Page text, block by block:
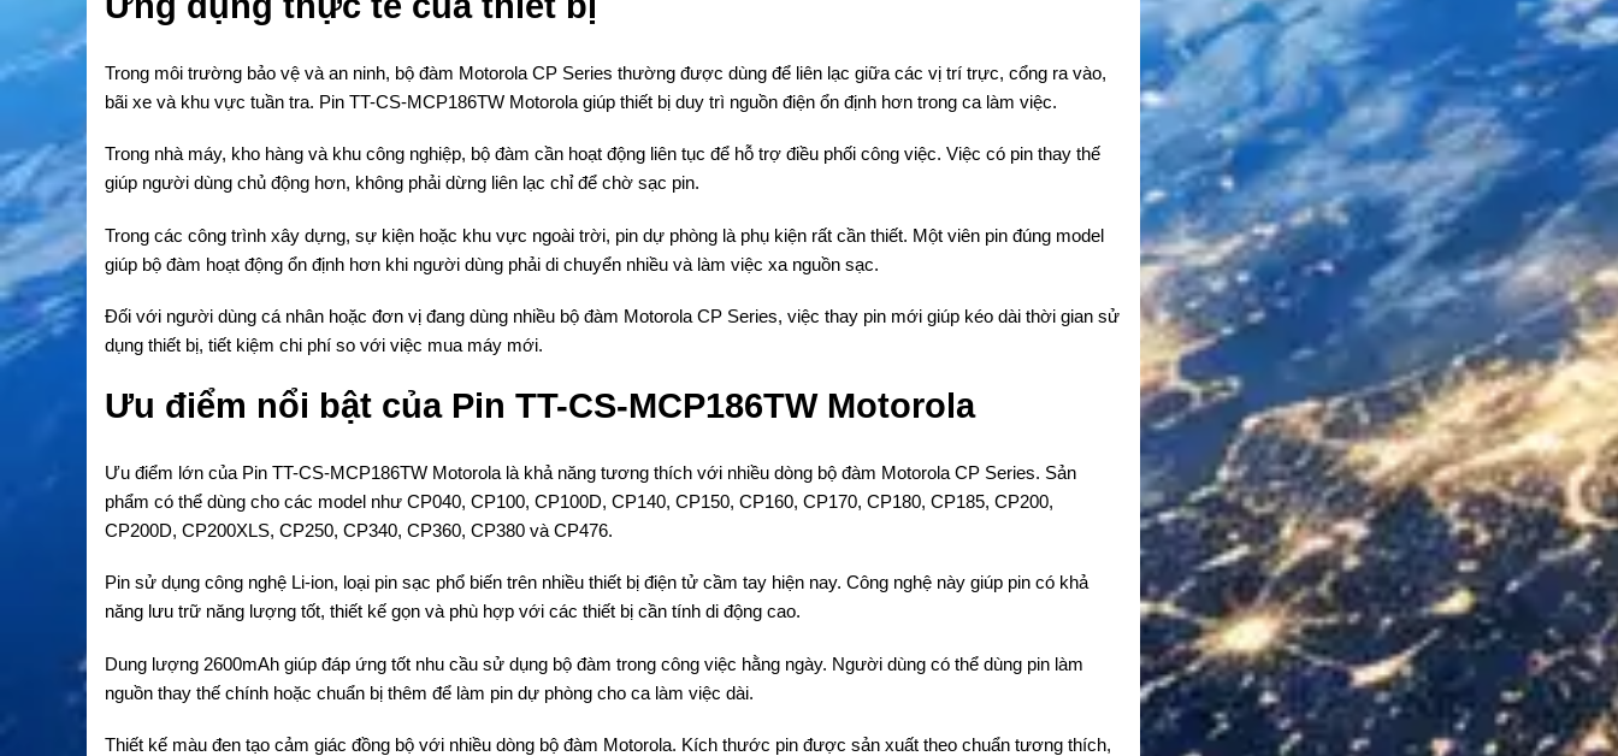
Trong môi trường bảo vệ và an ninh, bộ đàm Motorola CP Series thường được dùng để liên lạc giữa các vị trí trực, cổng ra vào,
bãi xe và khu vực tuần tra. Pin TT-CS-MCP186TW Motorola giúp thiết bị duy trì nguồn điện ổn định hơn trong ca làm việc.
Trong nhà máy, kho hàng và khu công nghiệp, bộ đàm cần hoạt động liên tục để hỗ trợ điều phối công việc. Việc có pin thay thế
giúp người dùng chủ động hơn, không phải dừng liên lạc chỉ để chờ sạc pin.
Trong các công trình xây dựng, sự kiện hoặc khu vực ngoài trời, pin dự phòng là phụ kiện rất cần thiết. Một viên pin đúng model
giúp bộ đàm hoạt động ổn định hơn khi người dùng phải di chuyển nhiều và làm việc xa nguồn sạc.
Đối với người dùng cá nhân hoặc đơn vị đang dùng nhiều bộ đàm Motorola CP Series, việc thay pin mới giúp kéo dài thời gian sử
dụng thiết bị, tiết kiệm chi phí so với việc mua máy mới.
Ưu điểm nổi bật của Pin TT-CS-MCP186TW Motorola
Ưu điểm lớn của Pin TT-CS-MCP186TW Motorola là khả năng tương thích với nhiều dòng bộ đàm Motorola CP Series. Sản
phẩm có thể dùng cho các model như CP040, CP100, CP100D, CP140, CP150, CP160, CP170, CP180, CP185, CP200,
CP200D, CP200XLS, CP250, CP340, CP360, CP380 và CP476.
Pin sử dụng công nghệ Li-ion, loại pin sạc phổ biến trên nhiều thiết bị điện tử cầm tay hiện nay. Công nghệ này giúp pin có khả
năng lưu trữ năng lượng tốt, thiết kế gọn và phù hợp với các thiết bị cần tính di động cao.
Dung lượng 2600mAh giúp đáp ứng tốt nhu cầu sử dụng bộ đàm trong công việc hằng ngày. Người dùng có thể dùng pin làm
nguồn thay thế chính hoặc chuẩn bị thêm để làm pin dự phòng cho ca làm việc dài.
Thiết kế màu đen tạo cảm giác đồng bộ với nhiều dòng bộ đàm Motorola. Kích thước pin được sản xuất theo chuẩn tương thích,